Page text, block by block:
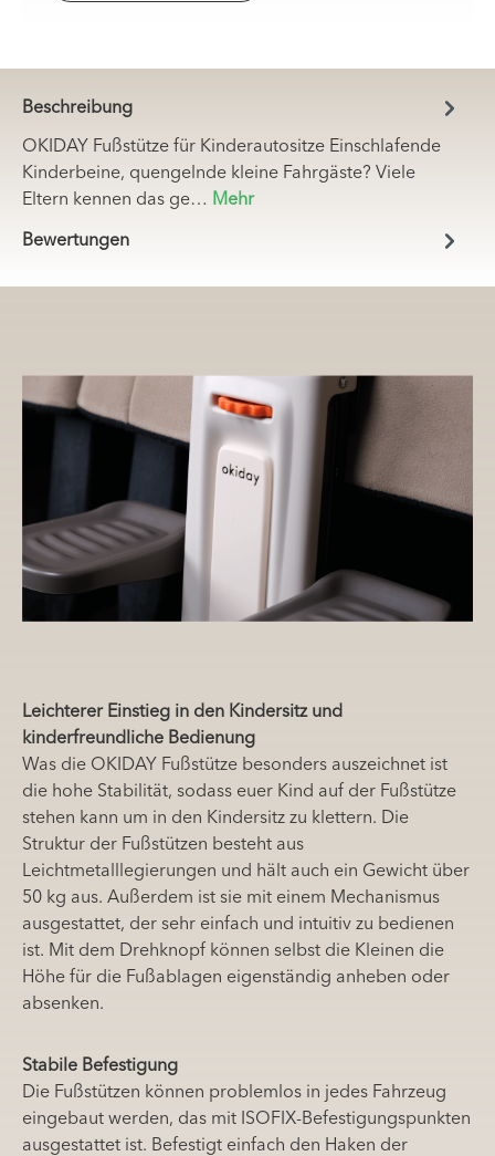
Beschreibung
OKIDAY Fußstütze für Kinderautositze Einschlafende
Kinderbeine, quengelnde kleine Fahrgäste? Viele
Eltern kennen das ge… Mehr
Bewertungen
Leichterer Einstieg in den Kindersitz und
kinderfreundliche Bedienung
Was die OKIDAY Fußstütze besonders auszeichnet ist
die hohe Stabilität, sodass euer Kind auf der Fußstütze
stehen kann um in den Kindersitz zu klettern. Die
Struktur der Fußstützen besteht aus
Leichtmetalllegierungen und hält auch ein Gewicht über
50 kg aus. Außerdem ist sie mit einem Mechanismus
ausgestattet, der sehr einfach und intuitiv zu bedienen
ist. Mit dem Drehknopf können selbst die Kleinen die
Höhe für die Fußablagen eigenständig anheben oder
absenken.
Stabile Befestigung
Die Fußstützen können problemlos in jedes Fahrzeug
eingebaut werden, das mit ISOFIX-Befestigungspunkten
ausgestattet ist. Befestigt einfach den Haken der